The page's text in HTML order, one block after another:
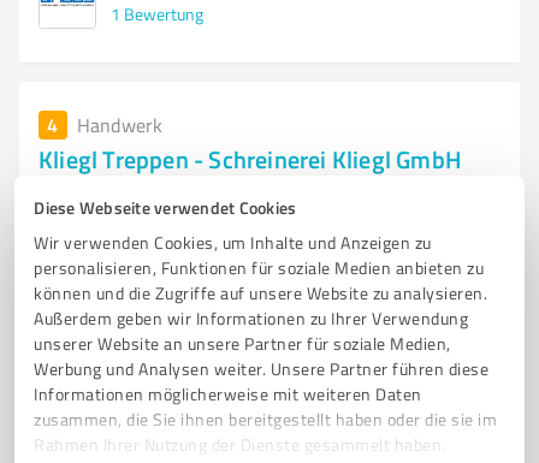
Diese Webseite verwendet Cookies
Wir verwenden Cookies, um Inhalte und Anzeigen zu
personalisieren, Funktionen für soziale Medien anbieten zu
können und die Zugriffe auf unsere Website zu analysieren.
Außerdem geben wir Informationen zu Ihrer Verwendung
unserer Website an unsere Partner für soziale Medien,
Werbung und Analysen weiter. Unsere Partner führen diese
Informationen möglicherweise mit weiteren Daten
zusammen, die Sie ihnen bereitgestellt haben oder die sie im
Rahmen Ihrer Nutzung der Dienste gesammelt haben.
1 Bewertung
4 Handwerk
Kliegl Treppen - Schreinerei Kliegl GmbH
Schreinerarbeiten, Schlosserarbeiten
TREPPEN FÜR DEN INNEN- UND AUSSENBEREICH BALKONE
ÜBERDACHUNGEN SICHTSCHUTZ
Dorfstraße 13, 93164 Laaber
Tel. +49 9498 601
info@kliegl-treppenbau.de
kliegl-treppenbau.de/
47Bewertungen